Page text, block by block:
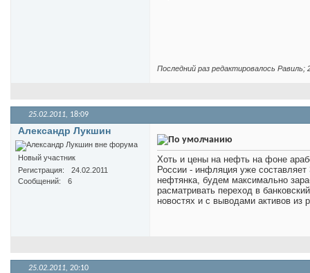
Последний раз редактировалось Равиль;
25.02.2011, 18:09
Александр Лукшин
Новый участник
Регистрация
24.02.2011
Сообщений
6
Хоть и цены на нефть на фоне
России - инфляция уже
нефтянка, будем максимально
расматривать переход в
новостях и с выводами активов из
25.02.2011, 20:10